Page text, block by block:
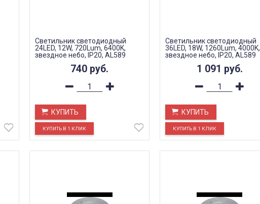
Светильник светодиодный
24LED, 12W, 720Lum, 6400K,
звездное небо, IP20, AL589
740 руб.
КУПИТЬ
Светильник светодиодный
36LED, 18W, 1260Lum, 4000K,
звездное небо, IP20, AL589
1 091 руб.
КУПИТЬ